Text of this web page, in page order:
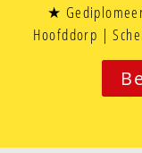
★
Hoofddorp |